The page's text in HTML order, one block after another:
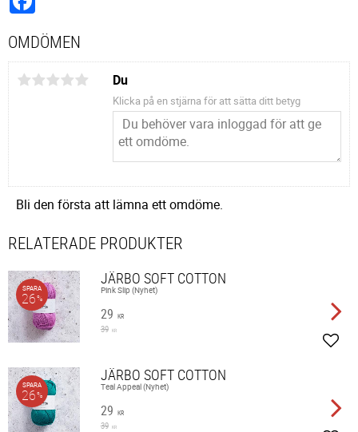
OMDÖMEN
Du
Klicka på en stjärna för att sätta ditt betyg
Bli den första att lämna ett omdöme.
RELATERADE PRODUKTER
JÄRBO SOFT COTTON
Pink Slip (Nyhet)
29 KR
39 KR
SPARA
26%
JÄRBO SOFT COTTON
Teal Appeal (Nyhet)
29 KR
39 KR
SPARA
26%